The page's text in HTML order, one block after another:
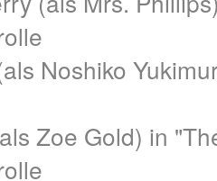
Noshiko
Zoe Gold) in